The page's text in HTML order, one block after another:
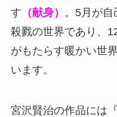
す （献身） 。5月が自
殺戮の世界であり、
がもたらす暖かい世
います。
宮沢賢治の作品には